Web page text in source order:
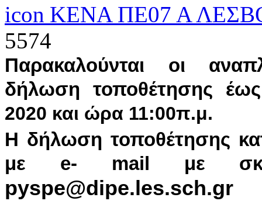
ΚΕΝΑ ΠΕ07 Α
5574
Παρακαλούνται οι
δήλωση τοποθέτησης
2020 και ώρα 11:00π.μ.
Η δήλωση τοποθέτησης
με e- mail με
pyspe@dipe.les.sch.gr